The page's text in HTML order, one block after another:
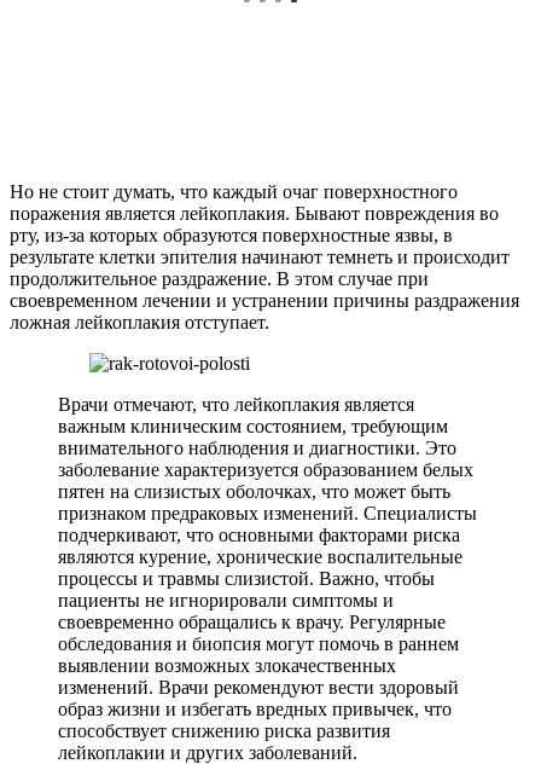
Но не стоит думать, что каждый очаг поверхностного
поражения является лейкоплакия. Бывают повреждения во
рту, из-за которых образуются поверхностные язвы, в
результате клетки эпителия начинают темнеть и происходит
продолжительное раздражение. В этом случае при
своевременном лечении и устранении причины раздражения
ложная лейкоплакия отступает.
Врачи отмечают, что лейкоплакия является
важным клиническим состоянием, требующим
внимательного наблюдения и диагностики. Это
заболевание характеризуется образованием белых
пятен на слизистых оболочках, что может быть
признаком предраковых изменений. Специалисты
подчеркивают, что основными факторами риска
являются курение, хронические воспалительные
процессы и травмы слизистой. Важно, чтобы
пациенты не игнорировали симптомы и
своевременно обращались к врачу. Регулярные
обследования и биопсия могут помочь в раннем
выявлении возможных злокачественных
изменений. Врачи рекомендуют вести здоровый
образ жизни и избегать вредных привычек, что
способствует снижению риска развития
лейкоплакии и других заболеваний.